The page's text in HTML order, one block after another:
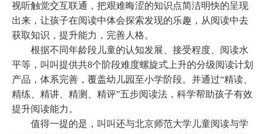
视听触觉交互联通，把艰难晦涩的知识点简洁明快的呈现
出来，让孩子在阅读中体会探索发现的乐趣，从阅读中去
获取知识，提升能力，完善人格。
根据不同年龄段儿童的认知发展、接受程度、阅读水
平等，叫叫提供共8个阶段难度螺旋式上升的分级阅读计划
产品，体系完善，覆盖幼儿园至小学阶段。并通过“精读、
精练、精讲、精测、精评”五步阅读法，科学帮助孩子有效
提升阅读能力。
值得一提的是，叫叫还与北京师范大学儿童阅读与学